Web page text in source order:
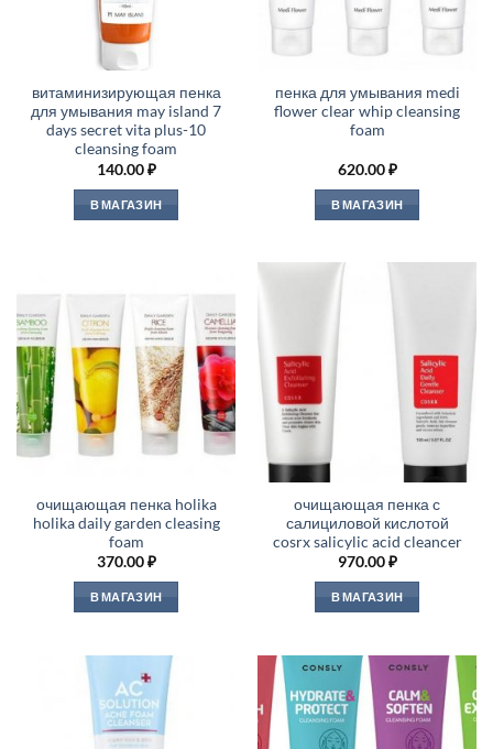
витаминизирующая пенка
для умывания may island 7
days secret vita plus-10
cleansing foam
140.00₽
В МАГАЗИН
пенка для умывания medi
flower clear whip cleansing
foam
620.00₽
В МАГАЗИН
очищающая пенка holika
holika daily garden cleasing
foam
370.00₽
В МАГАЗИН
очищающая пенка с
салициловой кислотой
cosrx salicylic acid cleancer
970.00₽
В МАГАЗИН